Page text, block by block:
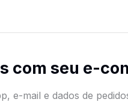
e-mail e dados de
com seu e-